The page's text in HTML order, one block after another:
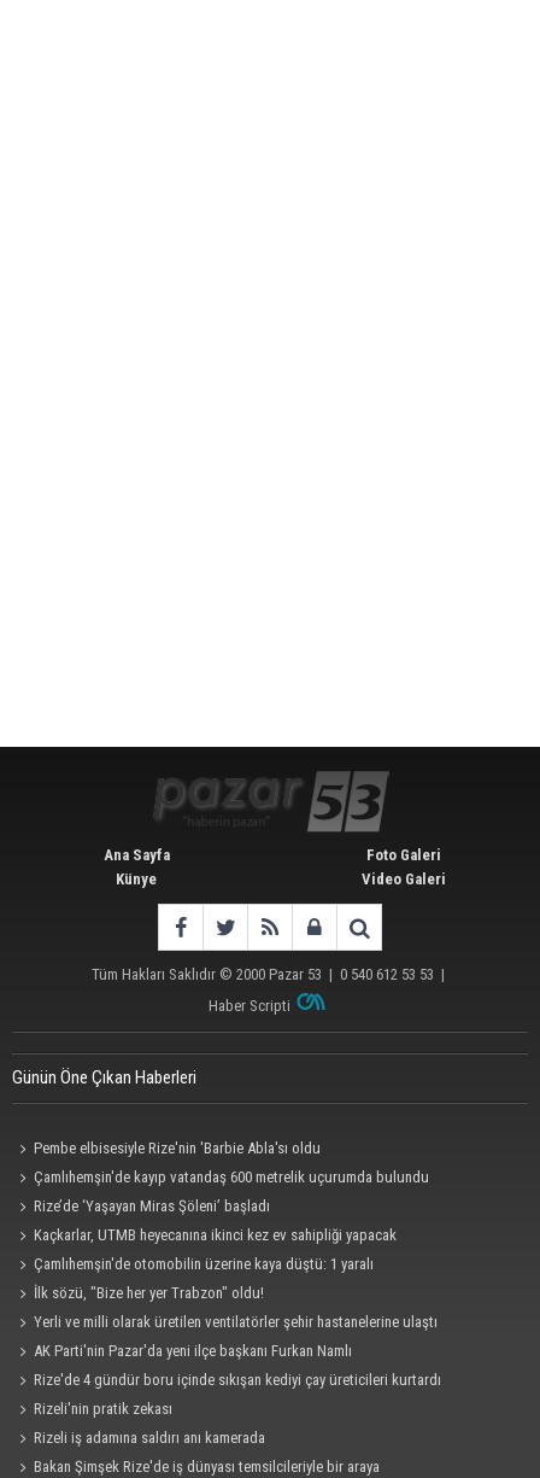
Ana Sayfa
Künye
Foto Galeri
Video Galeri
Tüm Hakları Saklıdır © 2000 Pazar 53 | 0 540 612 53 53 |
Haber Scripti
Günün Öne Çıkan Haberleri
Pembe elbisesiyle Rize'nin 'Barbie Abla'sı oldu
Çamlıhemşin'de kayıp vatandaş 600 metrelik uçurumda bulundu
Rize’de ‘Yaşayan Miras Şöleni’ başladı
Kaçkarlar, UTMB heyecanına ikinci kez ev sahipliği yapacak
Çamlıhemşin'de otomobilin üzerine kaya düştü: 1 yaralı
İlk sözü, "Bize her yer Trabzon" oldu!
Yerli ve milli olarak üretilen ventilatörler şehir hastanelerine ulaştı
AK Parti'nin Pazar'da yeni ilçe başkanı Furkan Namlı
Rize'de 4 gündür boru içinde sıkışan kediyi çay üreticileri kurtardı
Rizeli'nin pratik zekası
Rizeli iş adamına saldırı anı kamerada
Bakan Şimşek Rize'de iş dünyası temsilcileriyle bir araya